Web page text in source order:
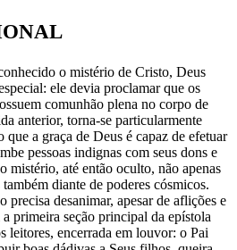
o mistério de Cristo, Deus
ele devia proclamar que os
comunhão plena no corpo de
anterior, torna-se particularmente
que a graça de Deus é capaz de efetuar
pessoas indignas com seus dons e
mistério, até então oculto, não apenas
diante de poderes cósmicos.
precisa desanimar, apesar de aflições e
primeira seção principal da epístola
leitores, encerrada em louvor: o Pai